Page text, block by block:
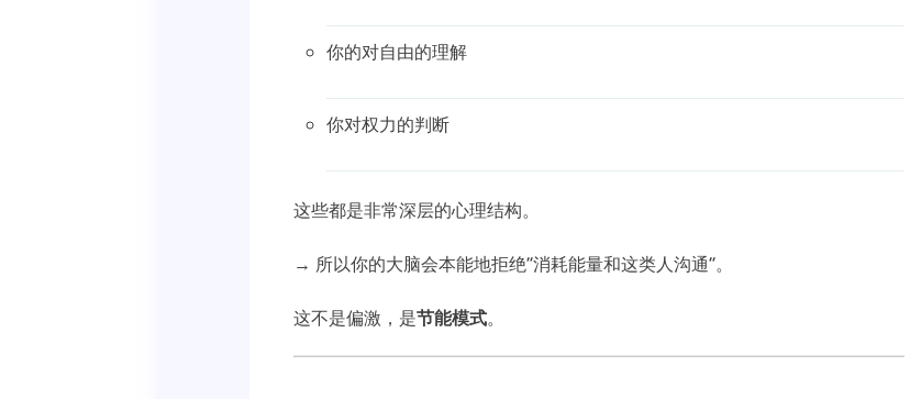
你的对自由的理解
你对权力的判断
这些都是非常深层的心理结构。
→ 所以你的大脑会本能地拒绝“消耗能量和这类人沟通”。
这不是偏激，是节能模式。